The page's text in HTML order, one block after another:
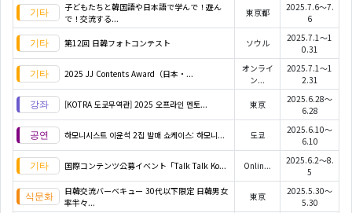
子どもたちと韓国語や日本語で学んで！遊ん
で！交流する...
東京都
2025.7.6～7.
6
第12回 日韓フォトコンテスト ソウル
2025.7.1～1
0.31
2025 JJ Contents Award（日本・...
オンライ
ン...
2025.7.1～1
2.31
[KOTRA 도쿄무역관] 2025 오프라인 멘토... 東京
2025.6.28～
6.28
하모니시스트 이윤석 2집 발매 쇼케이스: 하모니... 도쿄
2025.6.10～
6.10
国際コンテンツ公募イベント「Talk Talk Ko... Onlin...
2025.6.2～8.
5
日韓交流バーベキュー 30代以下限定 日韓男女
率半々...
東京
2025.5.30～
5.30